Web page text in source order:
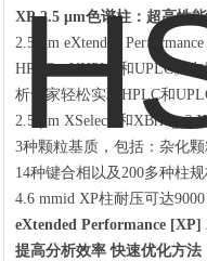
XP 2.5 μm色谱柱：超高性
2.5 μm eXtended
HPLC，UHPLC和UPLC。
析专家轻松实现HPLC和
2.5 μm XSelect?和XBridge?
3种颗粒基质，包括：杂化
14种键合相以及200多种柱
4.6 mmid XP柱耐压可达
eXtended Performance [XP]
提高分析效率 快速优化方法